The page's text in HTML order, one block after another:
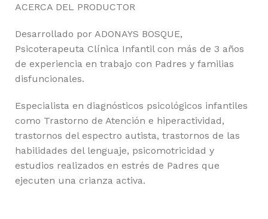
ACERCA DEL PRODUCTOR
Desarrollado por ADONAYS BOSQUE,
Psicoterapeuta Clínica Infantil con más de 3 años
de experiencia en trabajo con Padres y familias
disfuncionales.
Especialista en diagnósticos psicológicos infantiles
como Trastorno de Atención e hiperactividad,
trastornos del espectro autista, trastornos de las
habilidades del lenguaje, psicomotricidad y
estudios realizados en estrés de Padres que
ejecuten una crianza activa.